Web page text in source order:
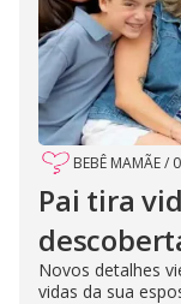
BEBÊ MAMÃE/
Pai tira
Novos detalhes
vidas da sua